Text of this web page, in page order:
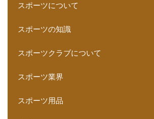
スポーツについて
スポーツの知識
スポーツクラブについて
スポーツ業界
スポーツ用品